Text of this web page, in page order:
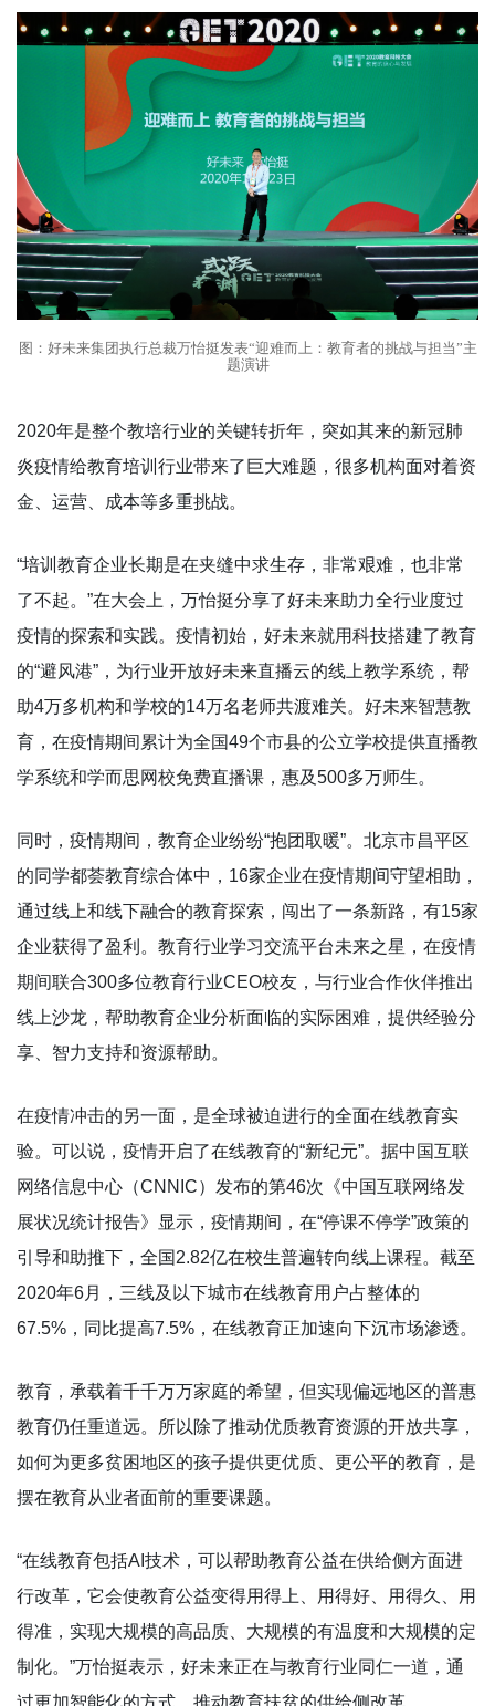
图：好未来集团执行总裁万怡挺发表“迎难而上：教育者的挑战与担当”主
题演讲
2020年是整个教培行业的关键转折年，突如其来的新冠肺
炎疫情给教育培训行业带来了巨大难题，很多机构面对着资
金、运营、成本等多重挑战。
“培训教育企业长期是在夹缝中求生存，非常艰难，也非常
了不起。”在大会上，万怡挺分享了好未来助力全行业度过
疫情的探索和实践。疫情初始，好未来就用科技搭建了教育
的“避风港”，为行业开放好未来直播云的线上教学系统，帮
助4万多机构和学校的14万名老师共渡难关。好未来智慧教
育，在疫情期间累计为全国49个市县的公立学校提供直播教
学系统和学而思网校免费直播课，惠及500多万师生。
同时，疫情期间，教育企业纷纷“抱团取暖”。北京市昌平区
的同学都荟教育综合体中，16家企业在疫情期间守望相助，
通过线上和线下融合的教育探索，闯出了一条新路，有15家
企业获得了盈利。教育行业学习交流平台未来之星，在疫情
期间联合300多位教育行业CEO校友，与行业合作伙伴推出
线上沙龙，帮助教育企业分析面临的实际困难，提供经验分
享、智力支持和资源帮助。
在疫情冲击的另一面，是全球被迫进行的全面在线教育实
验。可以说，疫情开启了在线教育的“新纪元”。据中国互联
网络信息中心（CNNIC）发布的第46次《中国互联网络发
展状况统计报告》显示，疫情期间，在“停课不停学”政策的
引导和助推下，全国2.82亿在校生普遍转向线上课程。截至
2020年6月，三线及以下城市在线教育用户占整体的
67.5%，同比提高7.5%，在线教育正加速向下沉市场渗透。
教育，承载着千千万万家庭的希望，但实现偏远地区的普惠
教育仍任重道远。所以除了推动优质教育资源的开放共享，
如何为更多贫困地区的孩子提供更优质、更公平的教育，是
摆在教育从业者面前的重要课题。
“在线教育包括AI技术，可以帮助教育公益在供给侧方面进
行改革，它会使教育公益变得用得上、用得好、用得久、用
得准，实现大规模的高品质、大规模的有温度和大规模的定
制化。”万怡挺表示，好未来正在与教育行业同仁一道，通
过更加智能化的方式，推动教育扶贫的供给侧改革。